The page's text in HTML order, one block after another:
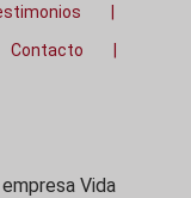
Contacto
Vida